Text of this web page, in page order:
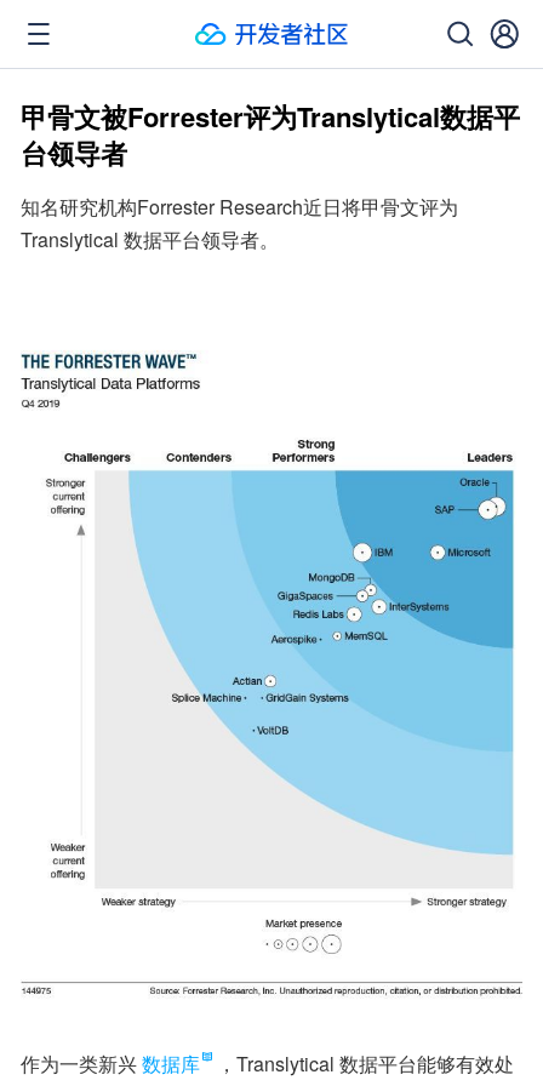
甲骨文被Forrester评为Translytical数据平
台领导者
知名研究机构Forrester Research近日将甲骨文评为
Translytical 数据平台领导者。
作为一类新兴数据库
，Translytical 数据平台能够有效处